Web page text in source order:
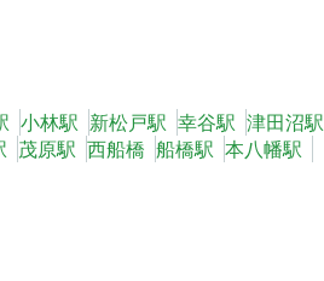
小林駅 新松戸駅 幸谷駅 津田沼駅
茂原駅 西船橋 船橋駅 本八幡駅